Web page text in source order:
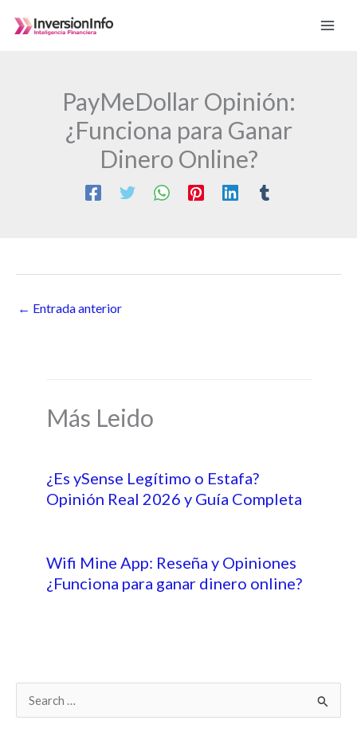
PayMeDollar Opinión:
¿Funciona para Ganar
Dinero Online?
← Entrada anterior
Más Leido
¿Es ySense Legítimo o Estafa?
Opinión Real 2026 y Guía Completa
Wifi Mine App: Reseña y Opiniones
¿Funciona para ganar dinero online?